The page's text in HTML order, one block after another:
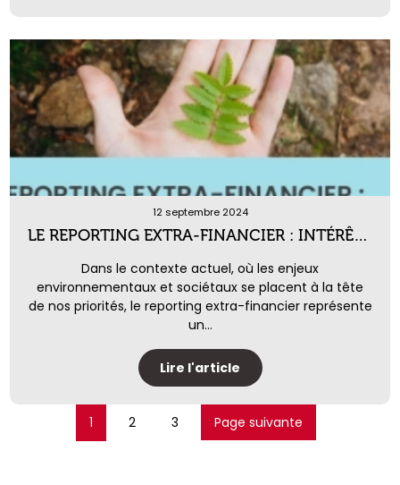
12 septembre 2024
LE REPORTING EXTRA-FINANCIER : INTÉRÊTS, ENJEUX ET FORME
Dans le contexte actuel, où les enjeux
environnementaux et sociétaux se placent à la tête
de nos priorités, le reporting extra-financier représente
un...
Lire l'article
1 2 3 Page suivante